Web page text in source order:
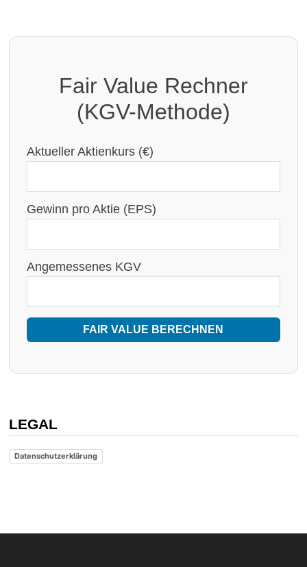
Fair Value Rechner
(KGV-Methode)
Aktueller Aktienkurs (€)
Gewinn pro Aktie (EPS)
Angemessenes KGV
FAIR VALUE BERECHNEN
LEGAL
Datenschutzerklärung